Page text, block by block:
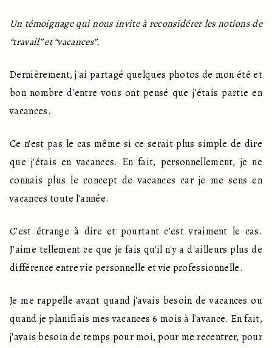
Un témoignage qui nous invite à reconsidérer les notions de
“travail” et “vacances”.
Dernièrement, j'ai partagé quelques photos de mon été et
bon nombre d'entre vous ont pensé que j'étais partie en
vacances.
Ce n'est pas le cas même si ce serait plus simple de dire
que j'étais en vacances. En fait, personnellement, je ne
connais plus le concept de vacances car je me sens en
vacances toute l'année.
C'est étrange à dire et pourtant c'est vraiment le cas.
J'aime tellement ce que je fais qu'il n'y a d'ailleurs plus de
différence entre vie personnelle et vie professionnelle.
Je me rappelle avant quand j'avais besoin de vacances ou
quand je planifiais mes vacances 6 mois à l'avance. En fait,
j'avais besoin de temps pour moi, pour me recentrer, pour